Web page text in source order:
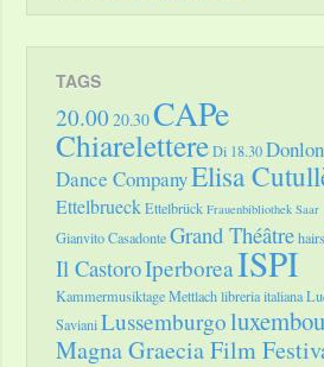
TAGS
20.00 20.30CAPe
ChiarelettereDi 18.30Donlon
Dance CompanyElisa
EttelbrueckEttelbrück Frauenbibliothek Saar
Gianvito CasadonteGrand Théâtre
Il CastoroIperboreaISPI
Kammermusiktage Mettlachlibreria italiana
SavianiLussemburgo
Magna Graecia Film